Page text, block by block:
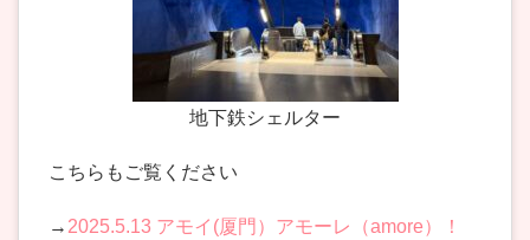
地下鉄シェルター
こちらもご覧ください
→ 2025.5.13 アモイ(厦門）アモーレ（amore）！